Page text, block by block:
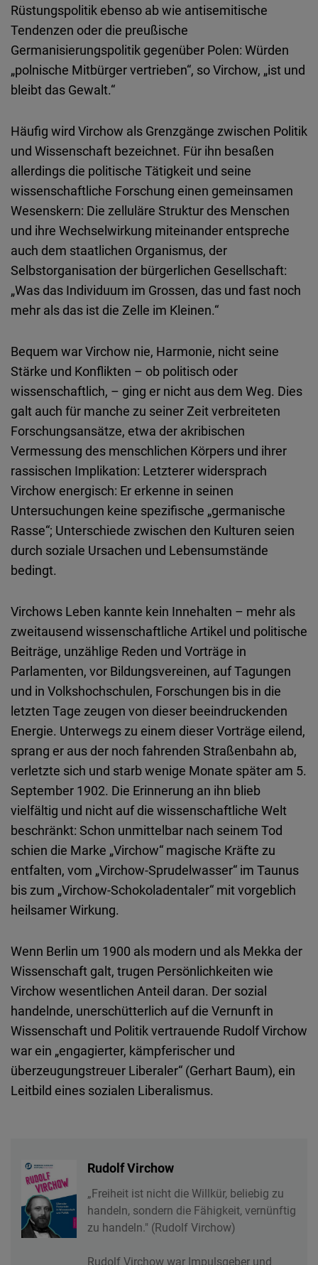
Rüstungspolitik ebenso ab wie antisemitische
Tendenzen oder die preußische
Germanisierungspolitik gegenüber Polen: Würden
„polnische Mitbürger vertrieben“, so Virchow, „ist und
bleibt das Gewalt.“
Häufig wird Virchow als Grenzgänge zwischen Politik
und Wissenschaft bezeichnet. Für ihn besaßen
allerdings die politische Tätigkeit und seine
wissenschaftliche Forschung einen gemeinsamen
Wesenskern: Die zelluläre Struktur des Menschen
und ihre Wechselwirkung miteinander entspreche
auch dem staatlichen Organismus, der
Selbstorganisation der bürgerlichen Gesellschaft:
„Was das Individuum im Grossen, das und fast noch
mehr als das ist die Zelle im Kleinen.“
Bequem war Virchow nie, Harmonie, nicht seine
Stärke und Konflikten – ob politisch oder
wissenschaftlich, – ging er nicht aus dem Weg. Dies
galt auch für manche zu seiner Zeit verbreiteten
Forschungsansätze, etwa der akribischen
Vermessung des menschlichen Körpers und ihrer
rassischen Implikation: Letzterer widersprach
Virchow energisch: Er erkenne in seinen
Untersuchungen keine spezifische „germanische
Rasse“; Unterschiede zwischen den Kulturen seien
durch soziale Ursachen und Lebensumstände
bedingt.
Virchows Leben kannte kein Innehalten – mehr als
zweitausend wissenschaftliche Artikel und politische
Beiträge, unzählige Reden und Vorträge in
Parlamenten, vor Bildungsvereinen, auf Tagungen
und in Volkshochschulen, Forschungen bis in die
letzten Tage zeugen von dieser beeindruckenden
Energie. Unterwegs zu einem dieser Vorträge eilend,
sprang er aus der noch fahrenden Straßenbahn ab,
verletzte sich und starb wenige Monate später am 5.
September 1902. Die Erinnerung an ihn blieb
vielfältig und nicht auf die wissenschaftliche Welt
beschränkt: Schon unmittelbar nach seinem Tod
schien die Marke „Virchow“ magische Kräfte zu
entfalten, vom „Virchow-Sprudelwasser“ im Taunus
bis zum „Virchow-Schokoladentaler“ mit vorgeblich
heilsamer Wirkung.
Wenn Berlin um 1900 als modern und als Mekka der
Wissenschaft galt, trugen Persönlichkeiten wie
Virchow wesentlichen Anteil daran. Der sozial
handelnde, unerschütterlich auf die Vernunft in
Wissenschaft und Politik vertrauende Rudolf Virchow
war ein „engagierter, kämpferischer und
überzeugungstreuer Liberaler“ (Gerhart Baum), ein
Leitbild eines sozialen Liberalismus.
Rudolf Virchow
„Freiheit ist nicht die Willkür, beliebig zu
handeln, sondern die Fähigkeit, vernünftig
zu handeln." (Rudolf Virchow)
Rudolf Virchow war Impulsgeber und